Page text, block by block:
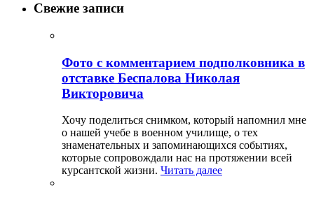
Свежие записи
Фото с комментарием подполковника в
отставке Беспалова Николая
Викторовича
Хочу поделиться снимком, который напомнил мне
о нашей учебе в военном училище, о тех
знаменательных и запоминающихся событиях,
которые сопровождали нас на протяжении всей
курсантской жизни. Читать далее